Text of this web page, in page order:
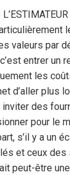
valeurs par
entrer un
les
d’aller plus
inviter des
pour le
s’il y a un
et ceux
peut-être